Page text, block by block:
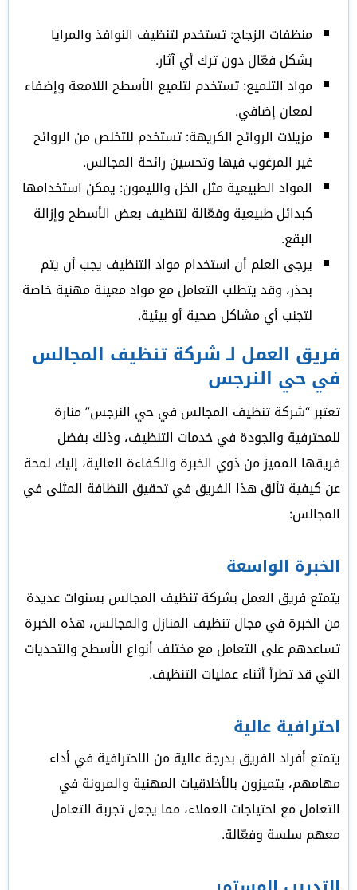
منظفات الزجاج: تستخدم لتنظيف النوافذ والمرايا
بشكل فعّال دون ترك أي آثار.
مواد التلميع: تستخدم لتلميع الأسطح اللامعة وإضفاء
لمعان إضافي.
مزيلات الروائح الكريهة: تستخدم للتخلص من الروائح
غير المرغوب فيها وتحسين رائحة المجالس.
المواد الطبيعية مثل الخل والليمون: يمكن استخدامها
كبدائل طبيعية وفعّالة لتنظيف بعض الأسطح وإزالة
البقع.
يرجى العلم أن استخدام مواد التنظيف يجب أن يتم
بحذر، وقد يتطلب التعامل مع مواد معينة مهنية خاصة
لتجنب أي مشاكل صحية أو بيئية.
فريق العمل لـ شركة تنظيف المجالس
في حي النرجس
تعتبر “شركة تنظيف المجالس في حي النرجس” منارة
للمحترفية والجودة في خدمات التنظيف، وذلك بفضل
فريقها المميز من ذوي الخبرة والكفاءة العالية، إليك لمحة
عن كيفية تألق هذا الفريق في تحقيق النظافة المثلى في
المجالس:
الخبرة الواسعة
يتمتع فريق العمل بشركة تنظيف المجالس بسنوات عديدة
من الخبرة في مجال تنظيف المنازل والمجالس، هذه الخبرة
تساعدهم على التعامل مع مختلف أنواع الأسطح والتحديات
التي قد تطرأ أثناء عمليات التنظيف.
احترافية عالية
يتمتع أفراد الفريق بدرجة عالية من الاحترافية في أداء
مهامهم، يتميزون بالأخلاقيات المهنية والمرونة في
التعامل مع احتياجات العملاء، مما يجعل تجربة التعامل
معهم سلسة وفعّالة.